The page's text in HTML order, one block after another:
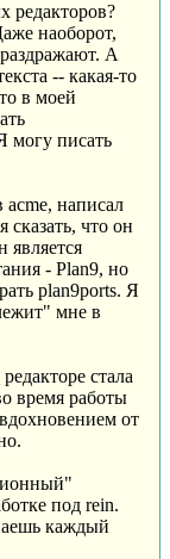
редакторов?
наоборот,
А
-- какая-то
в моей
могу писать
написал
сказать, что он
является
- Plan9, но
plan9ports. Я
мне в
стала
время работы
от
под rein.
каждый